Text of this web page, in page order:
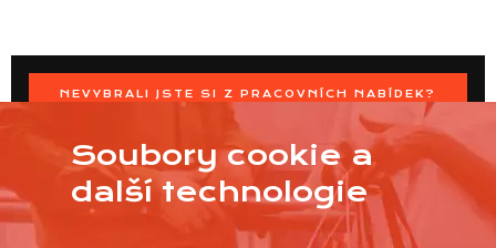
NEVYBRALI JSTE SI Z PRACOVNÍCH NABÍDEK?
OSLOVTE PRODEJNU PŘÍMO S VAŠIMI ČASOVÝMI
MOŽNOSTMI
Soubory cookie a
další technologie